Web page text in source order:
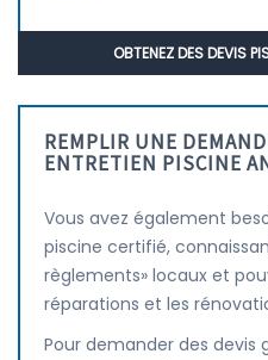
OBTENEZ DES DEVIS
REMPLIR UNE
ENTRETIEN PISCINE
Vous avez également
piscine certifié,
règlements» locaux et
réparations et les
Pour demander des